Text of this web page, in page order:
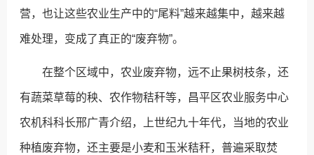
营，也让这些农业生产中的“尾料”越来越集中，越来越
难处理，变成了真正的“废弃物”。
在整个区域中，农业废弃物，远不止果树枝条，还
有蔬菜草莓的秧、农作物秸秆等，昌平区农业服务中心
农机科科长邢广青介绍，上世纪九十年代，当地的农业
种植废弃物，还主要是小麦和玉米秸秆，普遍采取焚